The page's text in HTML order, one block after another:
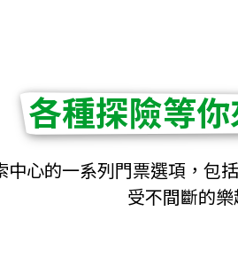
各種探險等你
中心的一系列門票選項，包
受不間斷的樂